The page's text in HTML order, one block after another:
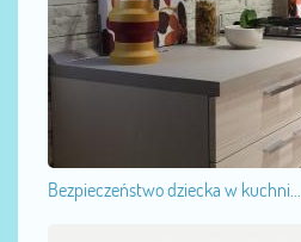
Bezpieczeństwo dziecka w kuchni...